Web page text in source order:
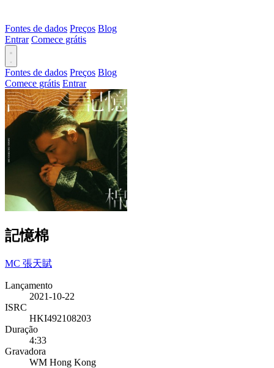
Fontes de dados Preços Blog
Entrar Comece grátis
Fontes de dados Preços Blog
Comece grátis Entrar
記憶棉
MC 張天賦
Lançamento
2021-10-22
ISRC
HKI492108203
Duração
4:33
Gravadora
WM Hong Kong